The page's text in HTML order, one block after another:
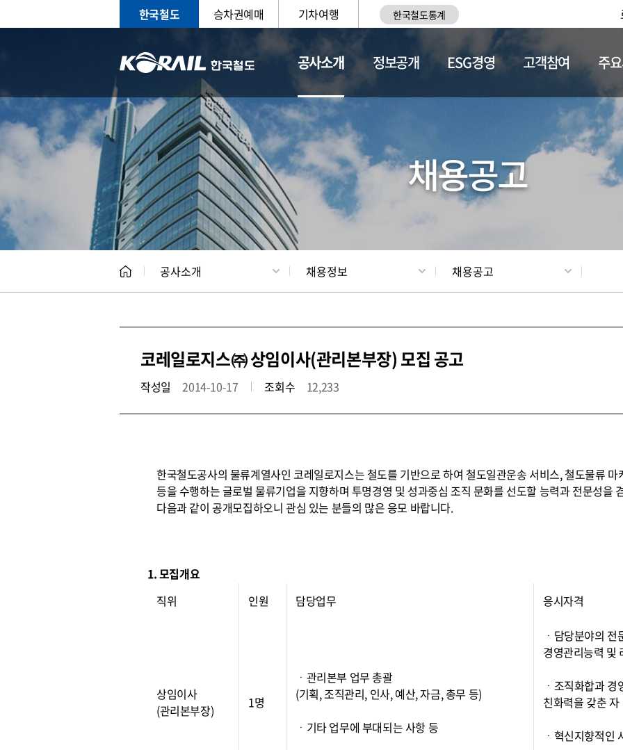
한국철도 승차권예매 기차여행 한국철도통계
공사소개
CEO 일반현황 채용정보
정보공개 ESG경영 고객참여 주
채용공고
공사소개 채용정보 채용공고
코레일로지스㈜ 상임이사(관리본부장) 모집 공고
작성일 2014-10-17 조회수 12,233
한국철도공사의 물류계열사인 코레일로지스는 철도를 기반으로 하여 철도일관운송 서비스, 철도물류
등을 수행하는 글로벌 물류기업을 지향하며 투명경영 및 성과중심 조직 문화를 선도할 능력과 전문성을
다음과 같이 공개모집하오니 관심 있는 분들의 많은 응모 바랍니다.
1. 모집개요
직위
인원 담당업무 응시자격
상임이사
(관리본부장)
1명
ㆍ관리본부 업무 총괄
(기획, 조직관리, 인사, 예산, 자금, 총무 등)
ㆍ기타 업무에 부대되는 사항 등
ㆍ담당분야의
경영관리능력 및
ㆍ조직화합과
친화력을 갖춘 자
ㆍ혁신지향적인